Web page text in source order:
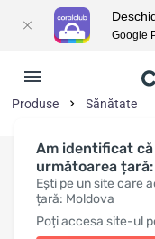
Am identificat
următoarea
Ești pe un site care
țară: Moldova
Poți accesa site-ul
Produse Sănătate
Google